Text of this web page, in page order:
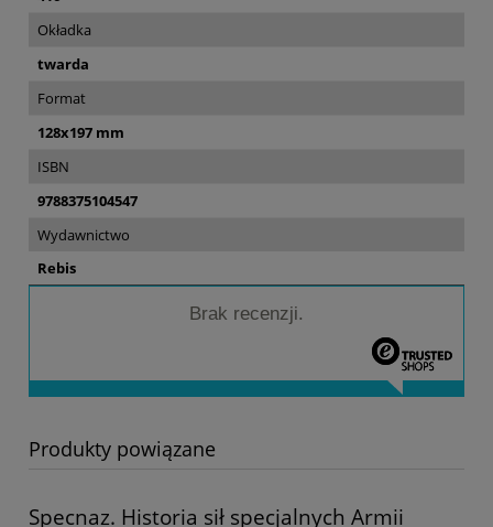
Okładka
twarda
Format
128x197 mm
ISBN
9788375104547
Wydawnictwo
Rebis
Brak recenzji.
Produkty powiązane
Specnaz. Historia sił specjalnych Armii